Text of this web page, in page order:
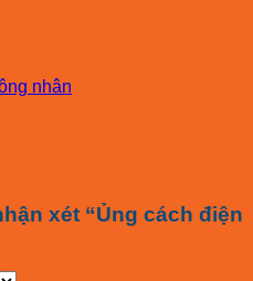
nhân
xét “Ủng cách điện